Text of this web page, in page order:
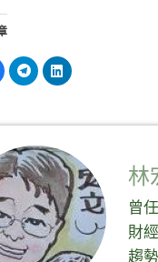
按
Facebook(在
中
)
按
一
享
Telegram(在
新
視
窗
中
開
啟)
分
享
視
開
啟) 林
曾
財
趨